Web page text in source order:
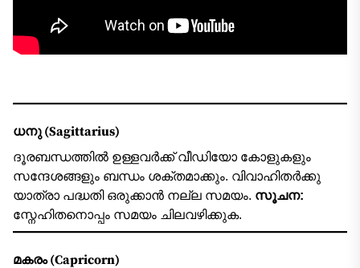
ധനു (Sagittarius)
ദൂരബന്ധത്തിൽ ഉള്ളവർക്ക് വീഡിയോ കോളുകളും
സന്ദേശങ്ങളും ബന്ധം ശക്തമാക്കും. വിവാഹിതർക്കു
യാത്രാ പദ്ധതി ഒരുക്കാൻ നല്ല സമയം. സൂചന:
സ്നേഹിതനൊപ്പം സമയം ചിലവഴിക്കുക.
മകരം (Capricorn)